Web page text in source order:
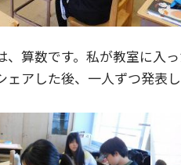
、算数です。私が教室に入
アした後、一人ずつ発表し